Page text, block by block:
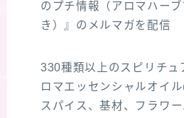
のプチ情報（アロマハー
き）』のメルマガを配信
330種類以上のスピリチュ
ロマエッセンシャルオイ
スパイス、基材、フラワ